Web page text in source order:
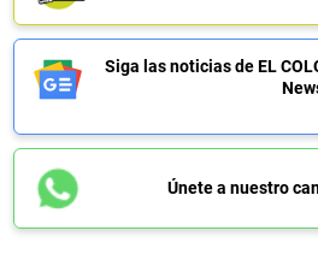
Siga las noticias de EL
Únete a nuestro